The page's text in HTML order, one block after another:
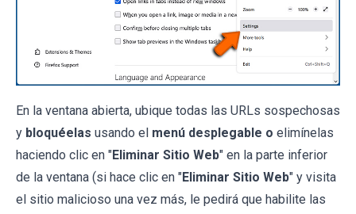
En la ventana abierta, ubique todas las URLs sospechosas
y bloquéelas usando el menú desplegable o elimínelas
haciendo clic en "Eliminar Sitio Web" en la parte inferior
de la ventana (si hace clic en "Eliminar Sitio Web" y visita
el sitio malicioso una vez más, le pedirá que habilite las